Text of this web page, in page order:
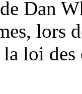
Dan
lors
loi